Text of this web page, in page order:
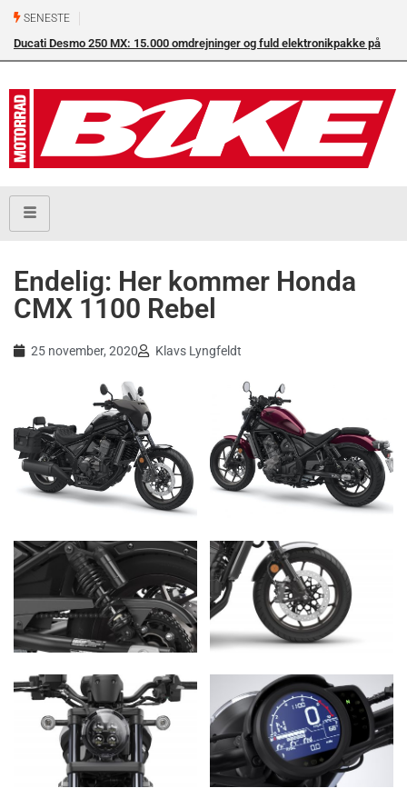
SENESTE
Ducati Desmo 250 MX: 15.000 omdrejninger og fuld elektronikpakke på
Endelig: Her kommer Honda
CMX 1100 Rebel
25 november, 2020 Klavs Lyngfeldt